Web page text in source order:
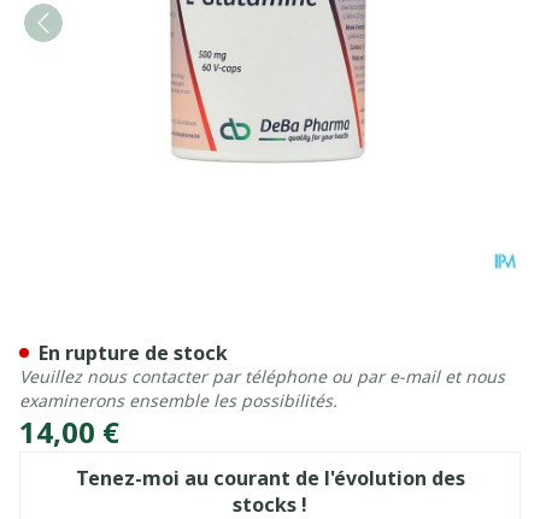
14,00 €
Tenez-moi au courant de l'évolution des
stocks !
En rupture de stock
Veuillez nous contacter par téléphone ou par e-mail et nous
examinerons ensemble les possibilités.